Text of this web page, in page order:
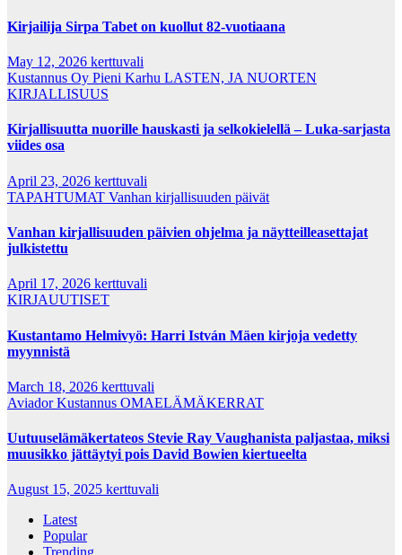
Kirjailija Sirpa Tabet on kuollut 82-vuotiaana
May 12, 2026 kerttuvali
Kustannus Oy Pieni Karhu LASTEN, JA NUORTEN
KIRJALLISUUS
Kirjallisuutta nuorille hauskasti ja selkokielellä – Luka-sarjasta
viides osa
April 23, 2026 kerttuvali
TAPAHTUMAT Vanhan kirjallisuuden päivät
Vanhan kirjallisuuden päivien ohjelma ja näytteilleasettajat
julkistettu
April 17, 2026 kerttuvali
KIRJAUUTISET
Kustantamo Helmivyö: Harri István Mäen kirjoja vedetty
myynnistä
March 18, 2026 kerttuvali
Aviador Kustannus OMAELÄMÄKERRAT
Uutuuselämäkertateos Stevie Ray Vaughanista paljastaa, miksi
muusikko jättäytyi pois David Bowien kiertueelta
August 15, 2025 kerttuvali
Latest
Popular